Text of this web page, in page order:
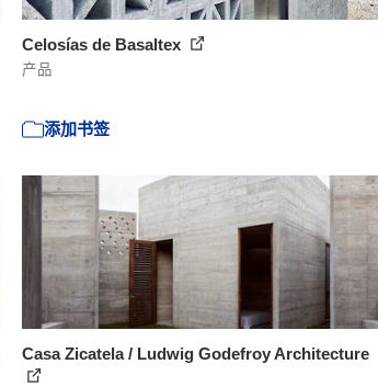
Celosías de Basaltex
产品
添加书签
Casa Zicatela / Ludwig Godefroy Architecture